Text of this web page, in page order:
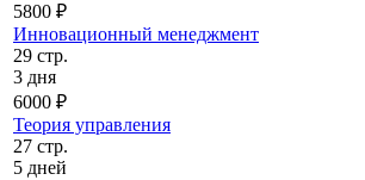
5800 ₽
Инновационный менеджмент
29 стр.
3 дня
6000 ₽
Теория управления
27 стр.
5 дней